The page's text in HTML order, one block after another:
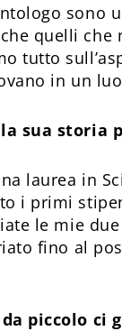
sono
quelli
tutto
in un
sua storia
laurea in
i primi
le mie
fino al
piccolo ci